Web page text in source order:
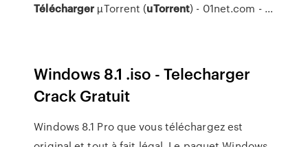
Télécharger µTorrent (uTorrent) - 01net.com - …
Windows 8.1 .iso - Telecharger
Crack Gratuit
Windows 8.1 Pro que vous téléchargez est